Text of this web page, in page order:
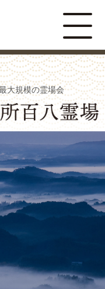
大規模の霊場会